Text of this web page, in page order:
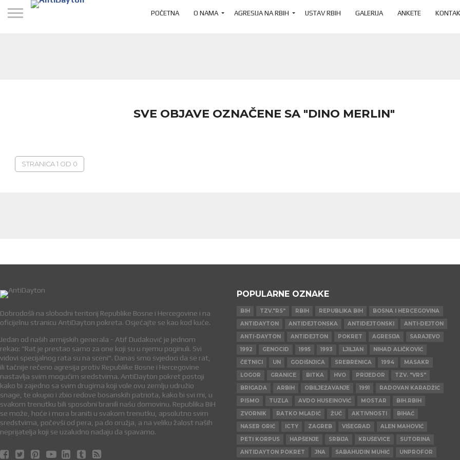
POČETNA O NAMA AGRESIJA NA RBIH USTAV RBIH GALERIJA ANKETE
SVE OBJAVE OZNAČENE SA "DINO MERLIN"
STRANICA 1 OD 0
Dobrodošli na slobodni teritorij Republike Bosne i Hercegovine i na
oficijelnu stranicu AntiDayton pokreta. Osjećajte se kao kod kuće.
Jedan od naših armijskih generala - Atif Dudaković je jednom
rekao: "Rat je prestao samo za one koji su u njemu poginuli. Svi
vidovi specijalnog rata su na sceni". Danas smo svjedoci da se rat,
ili tačnije rečeno agresija protiv Republike Bosne i Hercegovine
nastavlja svim mogućim sredstvima. AntiDayton pokret postoji
kako bi zajedno sa svim drugima koji vole ovu zemlju udružio
snage, te okupio i zbio redove bosanskih patriota, kako bi svi mi, u
svakom trenutku bili sposobni branili našu domovinu. Republika BiH
se može, hoće i mora braniti u svakom trenutku, apsolutno svim
sredstvima, počevši od pera, pa do oružja, a na veliku žalost naših
neprijatelja koji se uzaludno nadaju da spavamo.
POPULARNE OZNAKE
BIH TZV."RS" RBIH REPUBLIKA BIH
BOSNA I HERCEGOVINA
ANTIDAYTON
ANTIDEJTONSKA ANTIDEJTONSKI
ANTI-DEJTON
ANTI-DAYTON
ANTIDEJTON POKRET AGRESIJA
SARAJEVO
1992
GENOCID 1995 1993 LJILJAN
NIHAD ALIČKOVIĆ
ČETNICI
UN GODIŠNJICA SREBRENICA 1994
MASAKR
LOGOR
GRANICE BITKA HVO PRIJEDOR
TZV. "VRS"
BRIGADA
ARBIH OBILJEŽAVANJE 1991
RADOVAN KARADŽIĆ
PISMO
TUZLA AVDO HUSEINOVIĆ MOSTAR
BIH.RBIH
ZVORNIK
RATKO MLADIĆ ŽUČ AKTIVNOSTI
BIHAĆ
NASER ORIĆ
ICTY ZAGREB VIŠEGRAD
ALEN MAHOVIĆ
PETI KORPUS
HAPŠENJE SRBIJA KRUŠEVICE
SUTORINA
ANTIDAYTON POKRET
JNA SABAHUDIN MUHIĆ UNPROFOR